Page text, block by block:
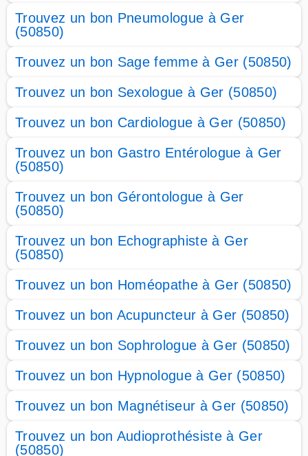
Trouvez un bon Pneumologue à Ger
(50850)
Trouvez un bon Sage femme à Ger (50850)
Trouvez un bon Sexologue à Ger (50850)
Trouvez un bon Cardiologue à Ger (50850)
Trouvez un bon Gastro Entérologue à Ger
(50850)
Trouvez un bon Gérontologue à Ger
(50850)
Trouvez un bon Echographiste à Ger
(50850)
Trouvez un bon Homéopathe à Ger (50850)
Trouvez un bon Acupuncteur à Ger (50850)
Trouvez un bon Sophrologue à Ger (50850)
Trouvez un bon Hypnologue à Ger (50850)
Trouvez un bon Magnétiseur à Ger (50850)
Trouvez un bon Audioprothésiste à Ger
(50850)